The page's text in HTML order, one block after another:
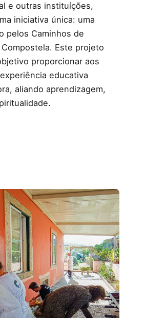
e outras instituíções,
iniciativa única: uma
pelos Caminhos de
Este projeto
proporcionar aos
educativa
aliando aprendizagem,